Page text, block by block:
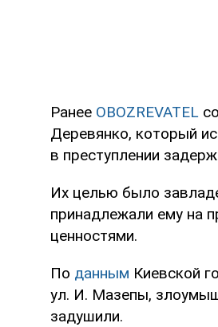
Ранее OBOZREVATEL
Деревянко, который
в преступлении
Их целью было
принадлежали ему на
ценностями.
По данным Киевской
ул. И. Мазепы,
задушили.